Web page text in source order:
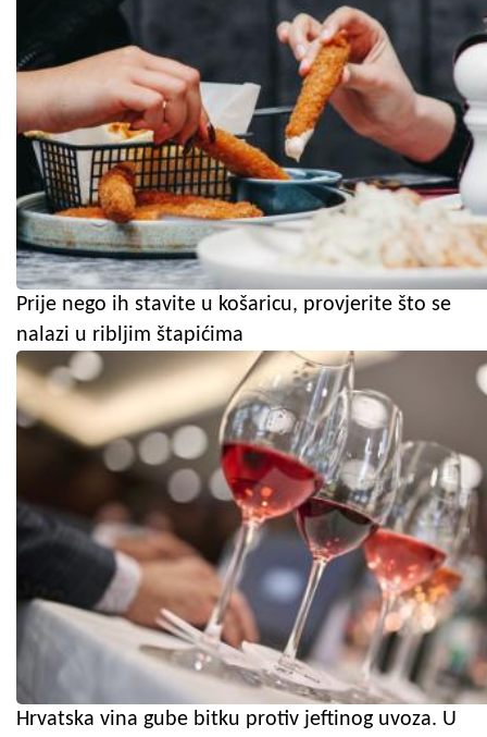
Prije nego ih stavite u košaricu, provjerite što se
nalazi u ribljim štapićima
Hrvatska vina gube bitku protiv jeftinog uvoza. U